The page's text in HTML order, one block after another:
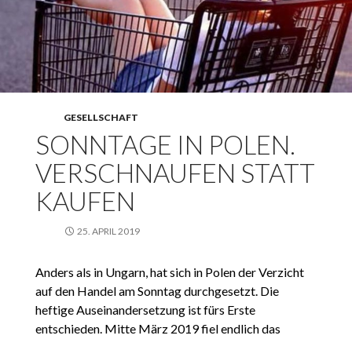
GESELLSCHAFT
SONNTAGE IN POLEN.
VERSCHNAUFEN STATT
KAUFEN
25. APRIL 2019
Anders als in Ungarn, hat sich in Polen der Verzicht
auf den Handel am Sonntag durchgesetzt. Die
heftige Auseinandersetzung ist fürs Erste
entschieden. Mitte März 2019 fiel endlich das